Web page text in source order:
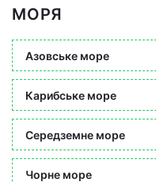
МОРЯ
Азовське море
Карибське море
Середземне море
Чорне море